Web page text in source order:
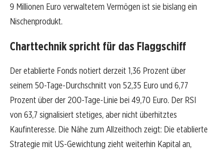
9 Millionen Euro verwaltetem Vermögen ist sie bislang ein
Nischenprodukt.
Charttechnik spricht für das Flaggschiff
Der etablierte Fonds notiert derzeit 1,36 Prozent über
seinem 50-Tage-Durchschnitt von 52,35 Euro und 6,77
Prozent über der 200-Tage-Linie bei 49,70 Euro. Der RSI
von 63,7 signalisiert stetiges, aber nicht überhitztes
Kaufinteresse. Die Nähe zum Allzeithoch zeigt: Die etablierte
Strategie mit US-Gewichtung zieht weiterhin Kapital an,